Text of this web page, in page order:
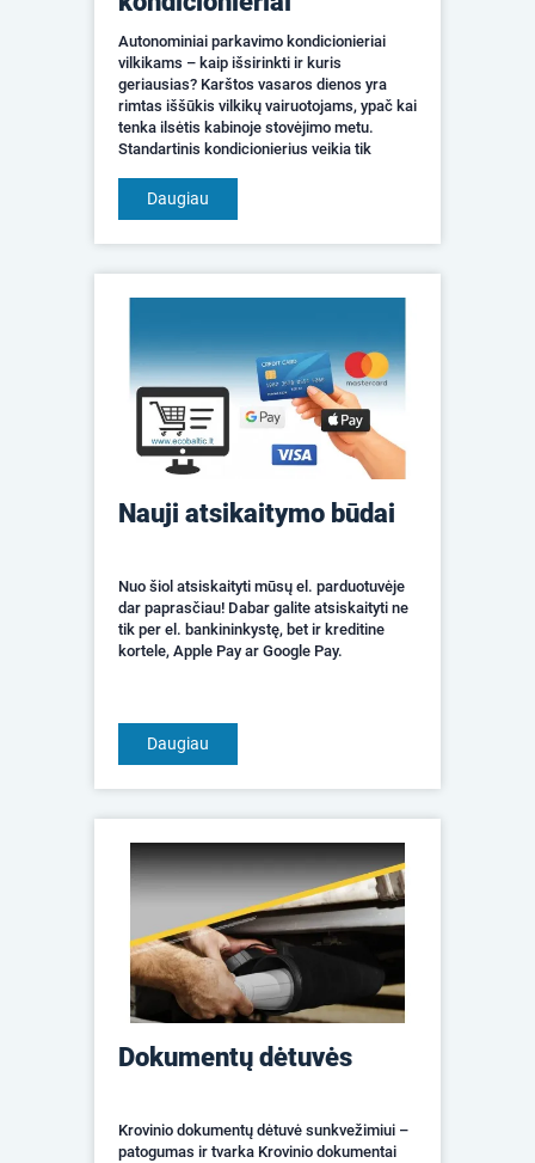
Autonominiai parkavimo kondicionieriai
vilkikams – kaip išsirinkti ir kuris
geriausias? Karštos vasaros dienos yra
rimtas iššūkis vilkikų vairuotojams, ypač kai
tenka ilsėtis kabinoje stovėjimo metu.
Standartinis kondicionierius veikia tik
efektyviai vė...
Daugiau
Nauji atsikaitymo būdai
Nuo šiol atsiskaityti mūsų el. parduotuvėje
dar paprasčiau! Dabar galite atsiskaityti ne
tik per el. bankininkystę, bet ir kreditine
kortele, Apple Pay ar Google Pay.
Daugiau
Dokumentų dėtuvės
Krovinio dokumentų dėtuvė sunkvežimiui –
patogumas ir tvarka Krovinio dokumentai